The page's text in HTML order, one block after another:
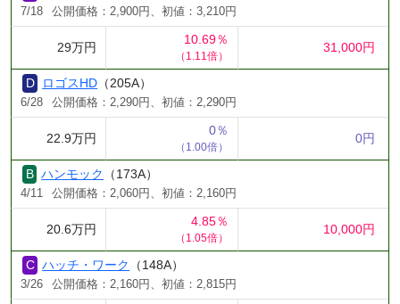
7/18 公開価格：2,900円、初値：3,210円
29万円
10.69％
（1.11倍）
31,000円
ロゴスHD （205A）
6/28 公開価格：2,290円、初値：2,290円
22.9万円
0％
（1.00倍）
0円
ハンモック （173A）
4/11 公開価格：2,060円、初値：2,160円
20.6万円
4.85％
（1.05倍）
10,000円
ハッチ・ワーク （148A）
3/26 公開価格：2,160円、初値：2,815円